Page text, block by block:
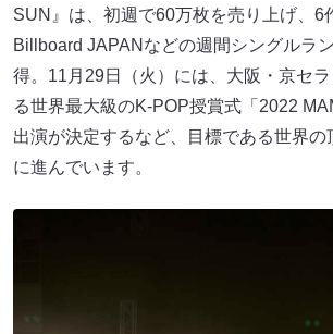
SUN』は、初週で60万枚を売り上げ、6
Billboard JAPANなどの週間シングルラ
得。11月29日（火）には、大阪・京セ
る世界最大級のK-POP授賞式「2022
出演が決定するなど、目標である世界の
に進んでいます。